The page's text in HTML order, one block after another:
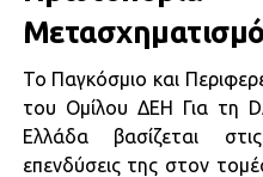
Μετασχηματισμό
Το Παγκόσμιο και
του Ομίλου ΔΕΗ Για τη
Ελλάδα βασίζεται
επενδύσεις της στον